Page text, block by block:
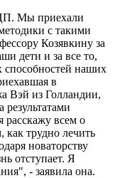
Мы приехали
с такими
Козявкину за
дети и за все то,
способностей наших
в
Вэй из Голландии,
расскажу всем о
трудно лечить
новаторству
отступает. Я
- заявила она.